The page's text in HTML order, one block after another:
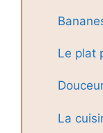
Le plat
La